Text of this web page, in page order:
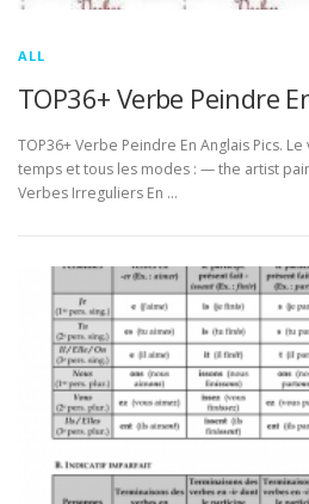
ALL
TOP36+ Verbe Peindre
TOP36+ Verbe Peindre En Anglais Pics.
temps et tous les modes : — the artist
Verbes Irreguliers En …